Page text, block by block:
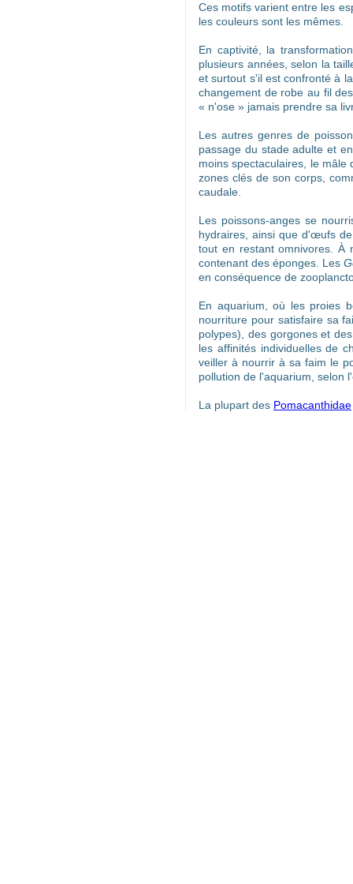
Ces motifs varient entre les
les couleurs sont les mêmes.
En captivité, la
plusieurs années, selon la
et surtout s'il est confronté à
changement de robe au fil
« n'ose » jamais prendre sa
Les autres genres de
passage du stade adulte et
moins spectaculaires, le
zones clés de son corps,
caudale.
Les poissons-anges se
hydraires, ainsi que d'œufs
tout en restant omnivores. À
contenant des éponges. Les
en conséquence de
En aquarium, où les proies
nourriture pour satisfaire sa
polypes), des gorgones et
les affinités individuelles de
veiller à nourrir à sa faim le
pollution de l'aquarium, selon
La plupart des Pomacanthidae